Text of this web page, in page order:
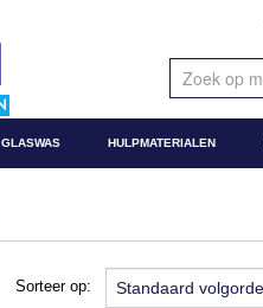
GLASWAS HULPMATERIALEN
Sorteer op: